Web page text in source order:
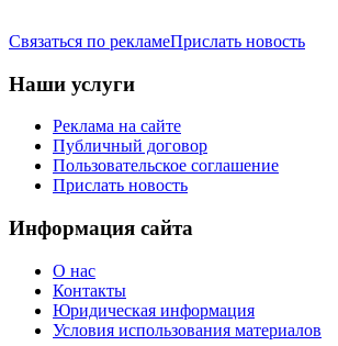
Связаться по рекламеПрислать новость
Наши услуги
Реклама на сайте
Публичный договор
Пользовательское соглашение
Прислать новость
Информация сайта
О нас
Контакты
Юридическая информация
Условия использования материалов